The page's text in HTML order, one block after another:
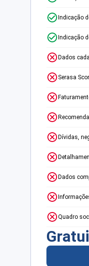
Indicação
Indicação
Dados
Serasa
Dívidas,
Dados
Quadro